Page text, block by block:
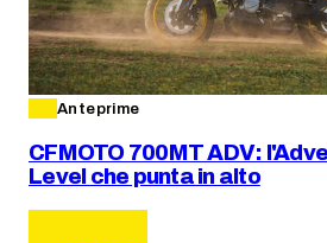
Anteprime
CFMOTO 700MT ADV:
Level che punta in alto